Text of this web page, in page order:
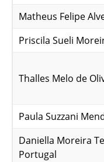
Matheus Felipe
Priscila Sueli
Thalles Melo de
Paula Suzzani
Daniella Moreira
Portugal